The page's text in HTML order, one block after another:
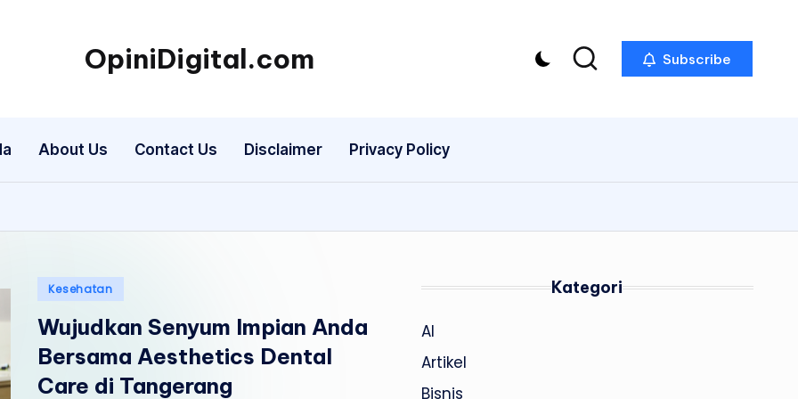
OpiniDigital.com
Opini
Subscribe
About Us Contact Us Disclaimer Privacy Policy
Posted
Kesehatan
Wujudkan Senyum Impian Anda
Bersama Aesthetics Dental
Care di Tangerang
Kategori
AI
Artikel
Bisnis